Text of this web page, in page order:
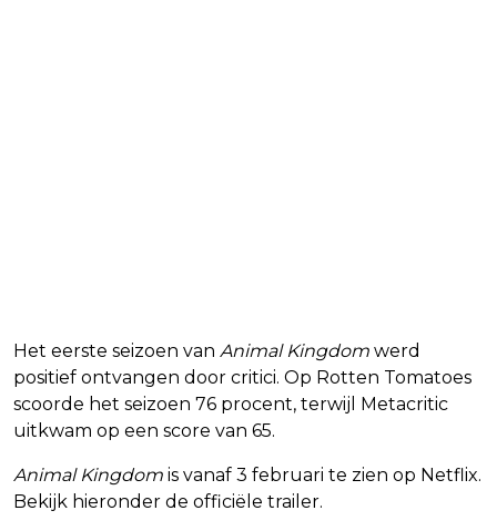
Het eerste seizoen van Animal Kingdom werd
positief ontvangen door critici. Op Rotten Tomatoes
scoorde het seizoen 76 procent, terwijl Metacritic
uitkwam op een score van 65.
Animal Kingdom is vanaf 3 februari te zien op Netflix.
Bekijk hieronder de officiële trailer.